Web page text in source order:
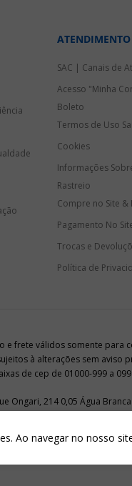
Ao navegar no nosso
ATENDIMENTO
SAC | Canais de
Acesso "Minha
Boleto
Termos de Uso
Cookies
Informações
Rastreio
Compre no Site &
Pagamento No
Trocas e
Política de
Ongari, 214 0,05 Água
e frete válidos somente para
à alterações sem aviso
de cep de 01000-999 a